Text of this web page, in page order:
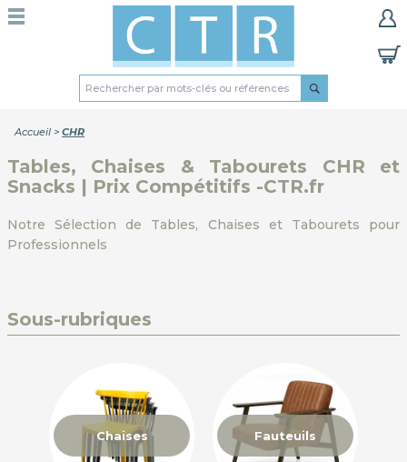
Accueil > CHR
Tables, Chaises & Tabourets CHR et
Snacks | Prix Compétitifs -CTR.fr
Notre Sélection de Tables, Chaises et Tabourets pour
Professionnels
Sous-rubriques
Chaises Fauteuils